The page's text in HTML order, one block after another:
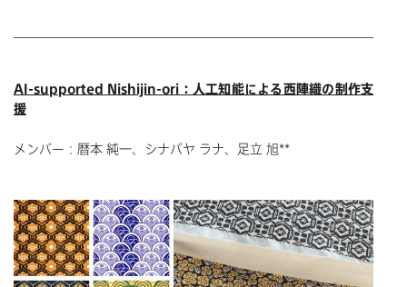
AI-supported Nishijin-ori：人工知能による西陣織の制作支
援
メンバー：暦本 純一、シナパヤ ラナ、足立 旭**